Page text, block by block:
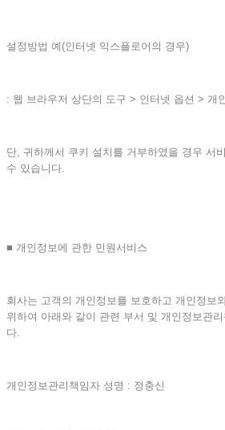
설정방법 예(인터넷 익스플로어의 경우)
: 웹 브라우저 상단의 도구 > 인터넷 옵션 > 개
단, 귀하께서 쿠키 설치를 거부하였을 경우 서
수 있습니다.
■ 개인정보에 관한 민원서비스
회사는 고객의 개인정보를 보호하고 개인정보
위하여 아래와 같이 관련 부서 및 개인정보관
다.
개인정보관리책임자 성명 : 정충신